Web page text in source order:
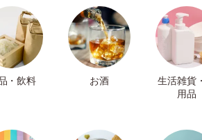
・飲料 お酒
生活雑貨
用品